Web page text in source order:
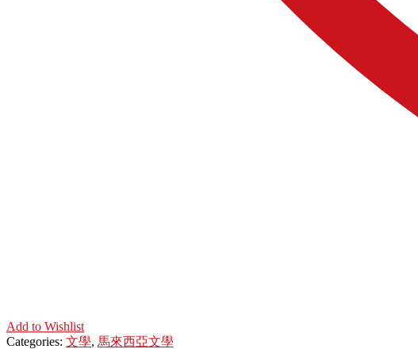
Add to Wishlist
Categories: 文學, 馬來西亞文學